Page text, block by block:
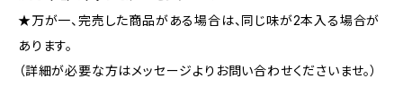
★万が一、完売した商品がある場合は、同じ味が2本入る場合が
あります。
（詳細が必要な方はメッセージよりお問い合わせくださいませ。）